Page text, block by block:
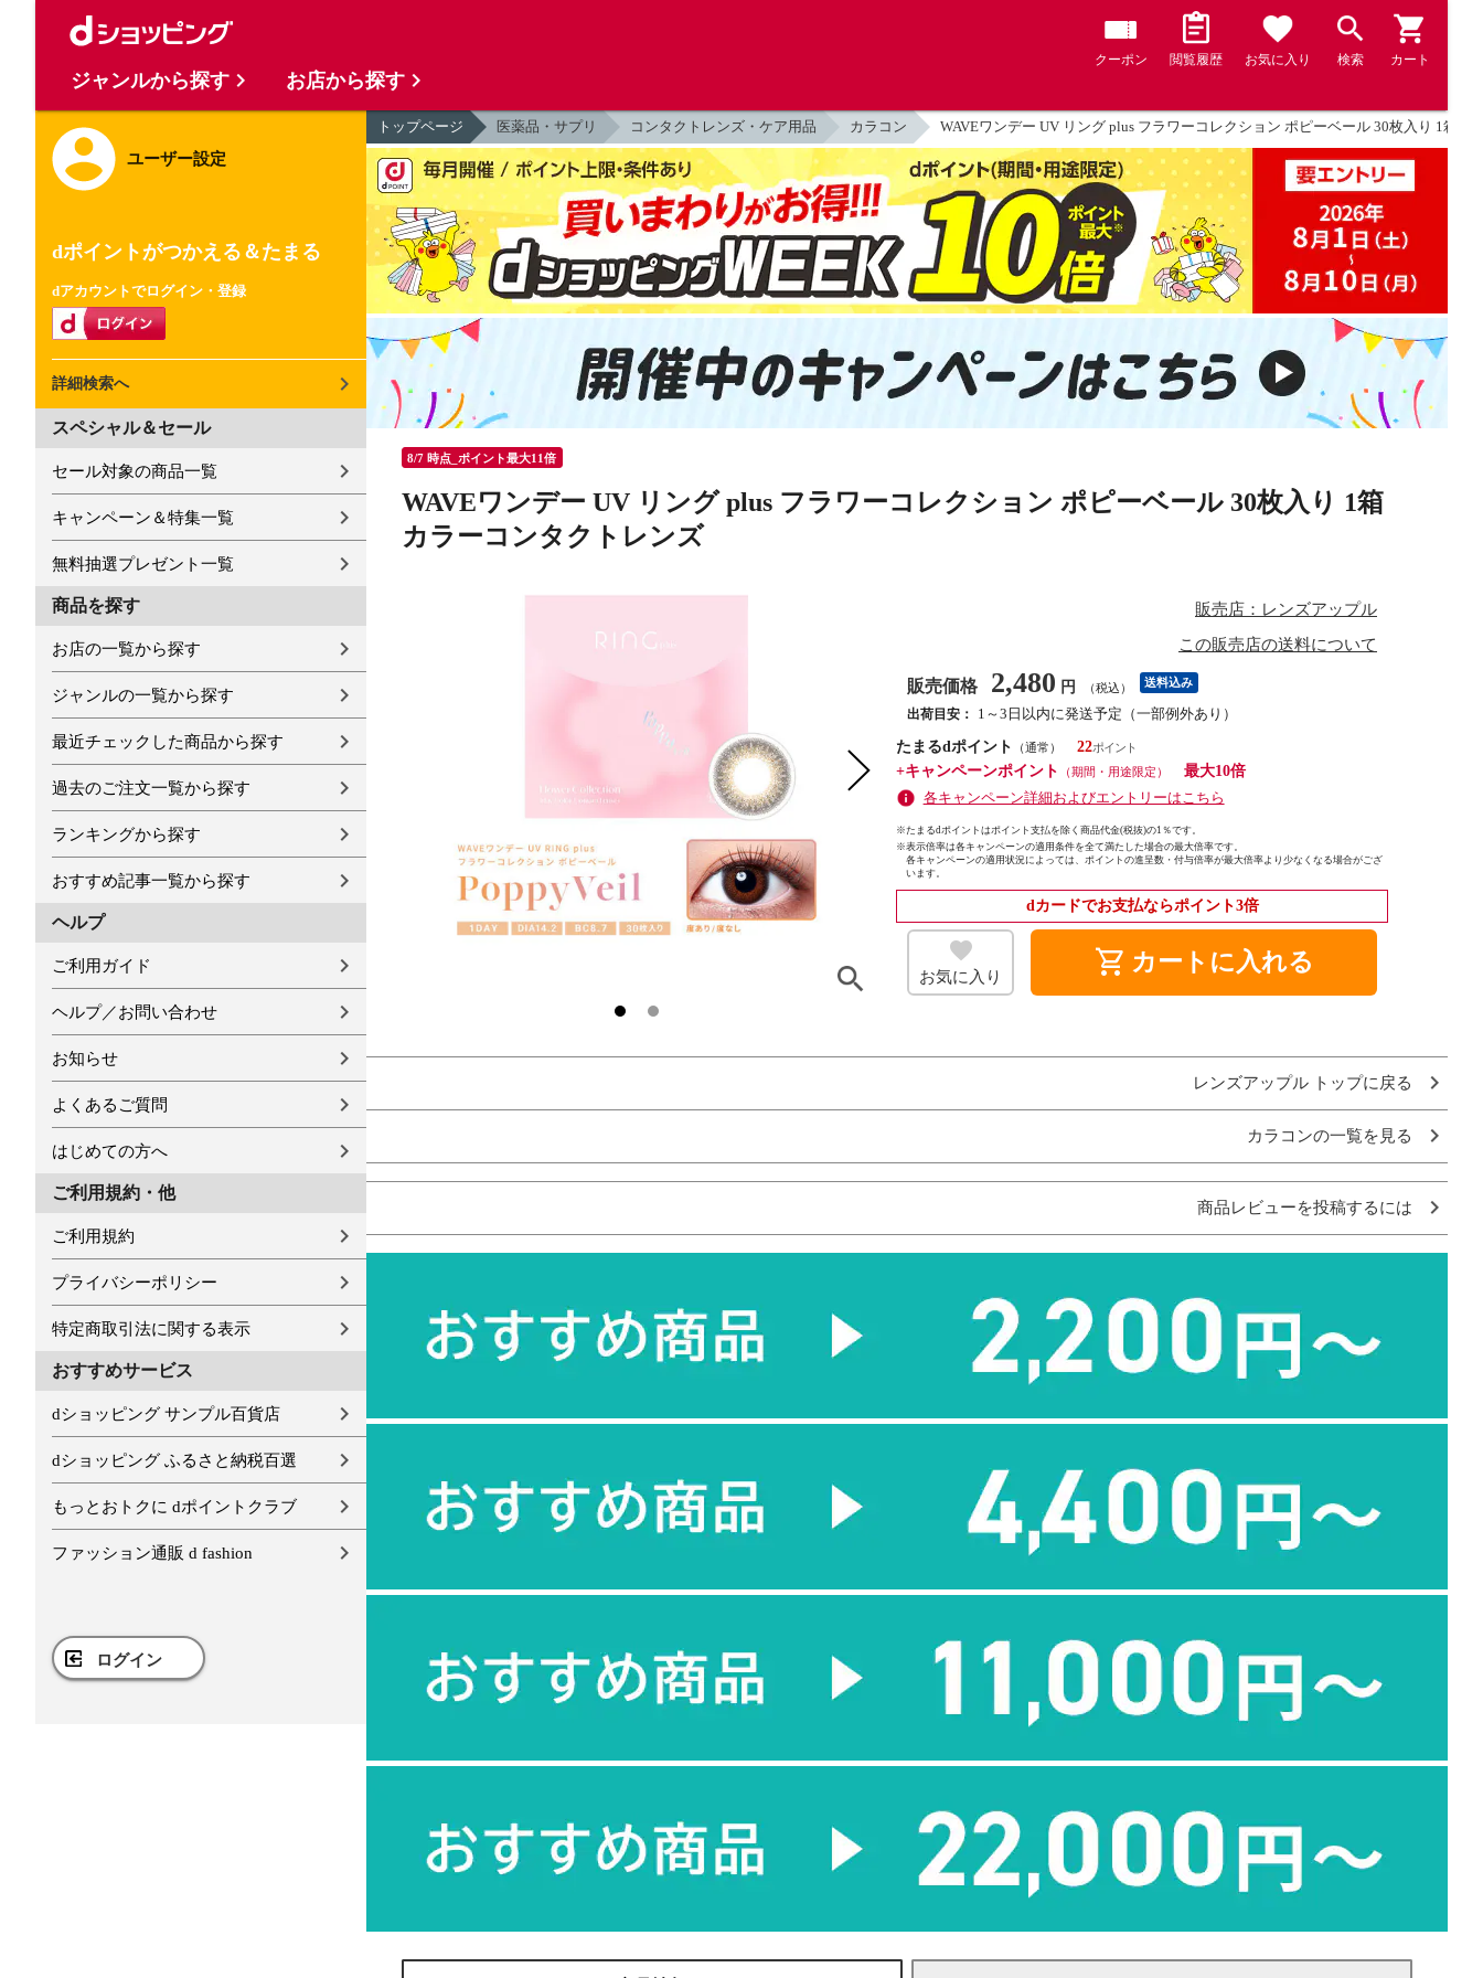
クーポン 閲覧履歴 お気に入り 検索 カート
ユーザー設定
dポイントがつかえる＆たまる
dアカウントでログイン・登録
詳細検索へ
スペシャル＆セール
セール対象の商品一覧
キャンペーン＆特集一覧
無料抽選プレゼント一覧
商品を探す
お店の一覧から探す
ジャンルの一覧から探す
最近チェックした商品から探す
過去のご注文一覧から探す
ランキングから探す
おすすめ記事一覧から探す
ヘルプ
ご利用ガイド
ヘルプ／お問い合わせ
お知らせ
よくあるご質問
はじめての方へ
ご利用規約・他
ご利用規約
プライバシーポリシー
特定商取引法に関する表示
おすすめサービス
dショッピング サンプル百貨店
dショッピング ふるさと納税百選
もっとおトクに dポイントクラブ
ファッション通販 d fashion
ログイン
トップページ 医薬品・サプリ コンタクトレンズ・ケア用品 カラコン WAVEワンデー UV リング plus フラワーコレクション ポピーベール 30枚入り 1箱
8/7 時点_ポイント最大11倍
WAVEワンデー UV リング plus フラワーコレクション ポピーベール 30枚入り 1箱
カラーコンタクトレンズ
販売店：レンズアップル
この販売店の送料について
販売価格 2,480 円 （税込） 送料込み
出荷目安：
1～3日以内に発送予定（一部例外あり）
たまるdポイント
（通常）
22
+キャンペーンポイント
（期間・用途限定）
最大10倍
各キャンペーン詳細およびエントリーはこちら
※たまるdポイントはポイント支払を除く商品代金(税抜)の1％です。
※表示倍率は各キャンペーンの適用条件を全て満たした場合の最大倍率です。
各キャンペーンの適用状況によっては、ポイントの進呈数・付与倍率が最大倍率より少なくなる場合がござ
います。
dカードでお支払ならポイント3倍
お気に入り shopping_cart カートに入れる
レンズアップル トップに戻る
カラコンの一覧を見る
商品レビューを投稿するには
ジャンルから探す お店から探す